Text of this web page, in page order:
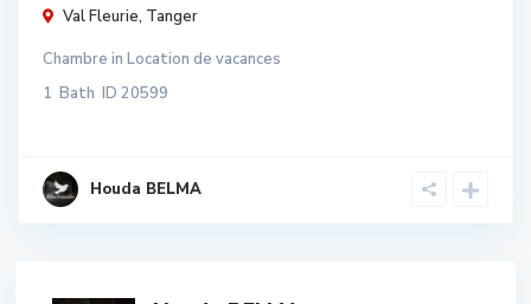
Val Fleurie, Tanger
Chambre in Location de vacances
1 Bath ID 20599
Houda BELMA